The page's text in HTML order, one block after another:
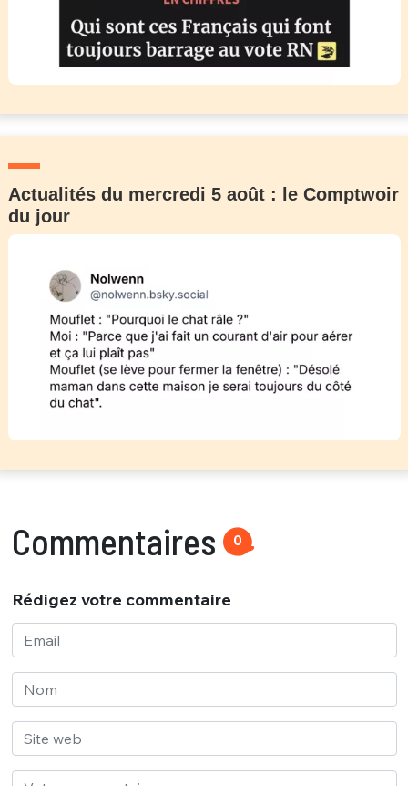
Actualités du mercredi 5 août : le Comptwoir
du jour
Commentaires 0
Rédigez votre commentaire